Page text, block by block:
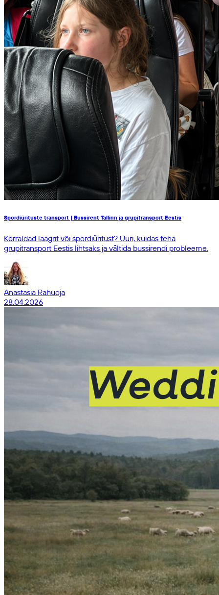
Spordiürituste transport | Bussirent Tallinn ja grupitransport Eestis
Korraldad laagrit või spordiüritust? Uuri, kuidas teha
grupitransport Eestis lihtsaks ja vältida bussirendi probleeme.
Anastasia Rahuoja
28.04.2026